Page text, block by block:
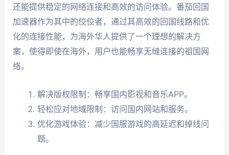
还能提供稳定的网络连接和高效的访问体验。番茄回国
加速器作为其中的佼佼者，通过其高效的回国线路和优
化的连接性能，为海外华人提供了一个理想的解决方
案，使得即使在海外，用户也能畅享无缝连接的祖国网
络。
解决版权限制：畅享国内影视和音乐APP。
轻松应对地域限制：访问国内网站和服务。
优化游戏体验：减少国服游戏的高延迟和掉线问
题。